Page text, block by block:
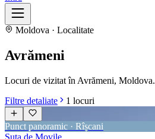
Moldova · Localitate
Avrămeni
Locuri de vizitat în Avrămeni, Moldova.
Filtre detaliate
1 locuri
Punct panoramic · Rîșcani
Suta de Movile